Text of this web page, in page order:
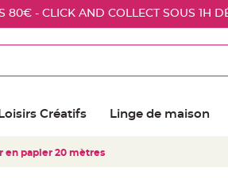
80€ - CLICK AND COLLECT SOUS 1H
Loisirs Créatifs Linge de maison
en papier 20 mètres